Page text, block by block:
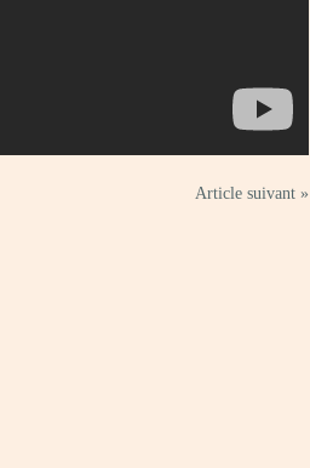
Article suivant »